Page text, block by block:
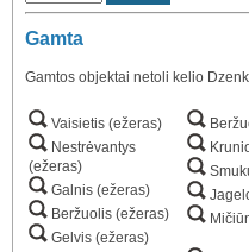
Gamta
Gamtos objektai netoli kelio
Vaisietis (ežeras)
Nestrėvantys
(ežeras)
Galnis (ežeras)
Beržuolis (ežeras)
Gelvis (ežeras)